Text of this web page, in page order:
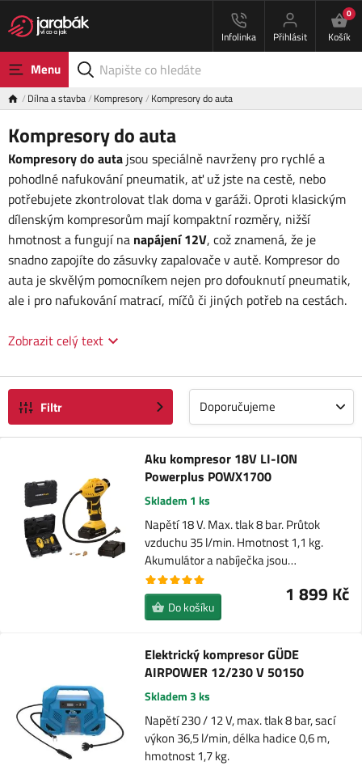
Infolinka Přihlásit
0
Košík
Menu
Dílna a stavba Kompresory Kompresory do auta
Kompresory do auta
Kompresory do auta jsou speciálně navrženy pro rychlé a
pohodlné nafukování pneumatik, ať už jste na cestě, nebo
potřebujete zkontrolovat tlak doma v garáži. Oproti klasickým
dílenským kompresorům mají kompaktní rozměry, nižší
hmotnost a fungují na napájení 12V, což znamená, že je
snadno zapojíte do zásuvky zapalovače v autě. Kompresor do
auta je skvělým pomocníkem nejen pro dofouknutí pneumatik,
ale i pro nafukování matrací, míčů či jiných potřeb na cestách.
Zobrazit celý text
Filtr Doporučujeme
Aku kompresor 18V LI-ION
Powerplus POWX1700
Skladem 1 ks
Napětí 18 V. Max. tlak 8 bar. Průtok
vzduchu 35 l/min. Hmotnost 1,1 kg.
Akumulátor a nabíječka jsou…
1 899 Kč
Do košíku
Elektrický kompresor GÜDE
AIRPOWER 12/230 V 50150
Skladem 3 ks
Napětí 230 / 12 V, max. tlak 8 bar, sací
výkon 36,5 l/min, délka hadice 0,6 m,
hmotnost 1,7 kg.